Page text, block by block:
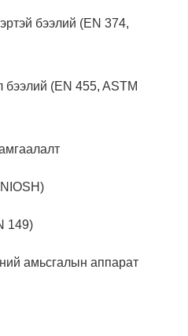
бээлий (EN 374,
бээлий (EN 455, ASTM
149)
амьсгалын аппарат